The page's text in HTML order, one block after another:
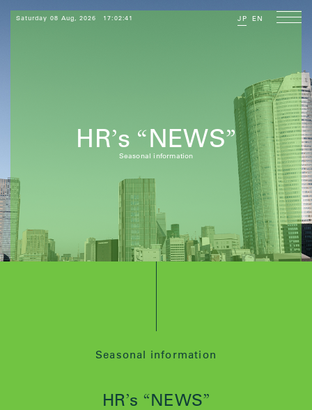
Saturday 08 Aug, 2026 17:02:42 JP EN
HR’s “NEWS”
Seasonal information
Seasonal information
HR’s “NEWS”